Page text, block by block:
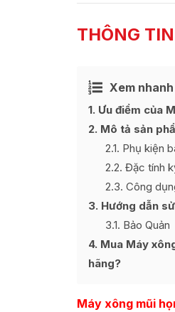
THÔNG
Xem
1 Ưu điểm của
2 Mô tả sản
2.1 Phụ kiện
2.2 Đặc tính
2.3 Công
3 Hướng dẫn
3.1 Bảo Quản
4 Mua Máy
hãng?
Máy xông mũi